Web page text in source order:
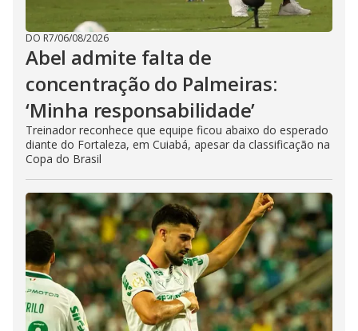
DO R7/06/08/2026
Abel admite falta de
concentração do Palmeiras:
‘Minha responsabilidade’
Treinador reconhece que equipe ficou abaixo do esperado
diante do Fortaleza, em Cuiabá, apesar da classificação na
Copa do Brasil